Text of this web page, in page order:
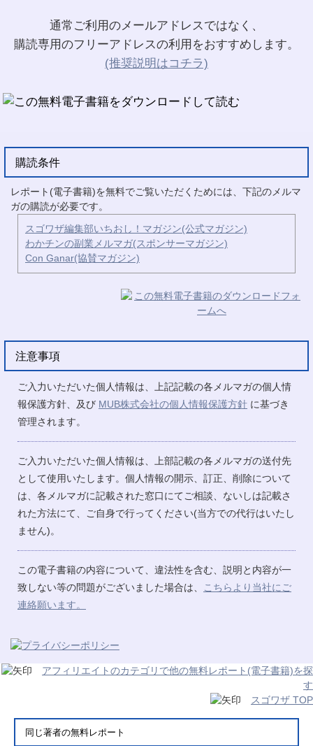
通常ご利用のメールアドレスではなく、
購読専用のフリーアドレスの利用をおすすめします。
(推奨説明はコチラ)
購読条件
レポート(電子書籍)を無料でご覧いただくためには、下記のメルマ
ガの購読が必要です。
スゴワザ編集部いちおし！マガジン(公式マガジン)
わかチンの副業メルマガ(スポンサーマガジン)
Con Ganar(協賛マガジン)
注意事項
ご入力いただいた個人情報は、上記記載の各メルマガの個人情
報保護方針、及び MUB株式会社の個人情報保護方針 に基づき
管理されます。
ご入力いただいた個人情報は、上部記載の各メルマガの送付先
として使用いたします。個人情報の開示、訂正、削除について
は、各メルマガに記載された窓口にてご相談、ないしは記載さ
れた方法にて、ご自身で行ってください(当方での代行はいたし
ません)。
この電子書籍の内容について、違法性を含む、説明と内容が一
致しない等の問題がございました場合は、
こちらより当社にご
連絡願います。
アフィリエイトのカテゴリで他の無料レポート(電子書籍)を探
す
スゴワザ TOP
同じ著者の無料レポート